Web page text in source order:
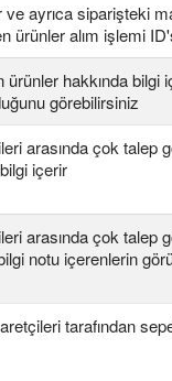
ve ayrıca siparişteki
ürünler alım işlemi
hakkında bilgi
görebilirsiniz
arasında çok talep
içerir
arasında çok talep
notu içerenlerin
tarafından